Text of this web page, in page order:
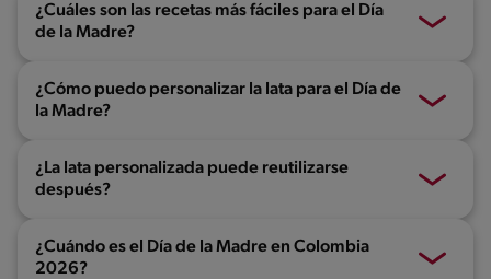
¿Cuáles son las recetas más fáciles para el Día
de la Madre?
¿Cómo puedo personalizar la lata para el Día de
la Madre?
¿La lata personalizada puede reutilizarse
después?
¿Cuándo es el Día de la Madre en Colombia
2026?